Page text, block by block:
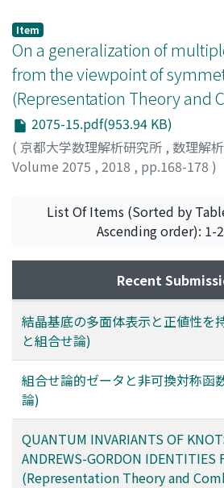
介する. さらに, その応用として, 後
ンソル積分解との関係性を明らかに
Item
On a generalization of
from the viewpoint of
(Representation Theory and
2075-15.pdf(953.94 KB)
( 京都大学数理解析研究所 , 数理解
Volume 2075 , 2018 , pp.168-178 )
List Of Items (Sorted by
Ascending order): 1-
Recent
結晶基底の多面体表示と正値性を
と組合せ論)
組合せ論的ゼータと非可換対称函
論)
QUANTUM INVARIANTS OF
ANDREWS-GORDON IDENTITIES
(Representation Theory and